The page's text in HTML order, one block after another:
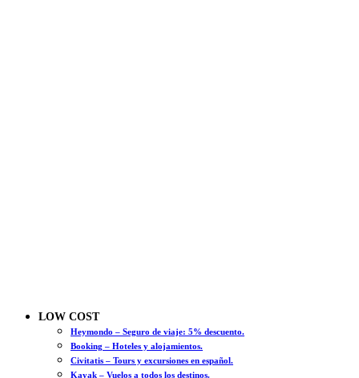
LOW COST
Heymondo – Seguro de viaje: 5% descuento.
Booking – Hoteles y alojamientos.
Civitatis – Tours y excursiones en español.
Kayak – Vuelos a todos los destinos.